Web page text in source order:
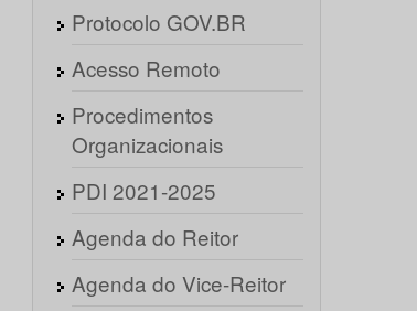
Protocolo GOV.BR
Acesso Remoto
Procedimentos
Organizacionais
PDI 2021-2025
Agenda do Reitor
Agenda do Vice-Reitor